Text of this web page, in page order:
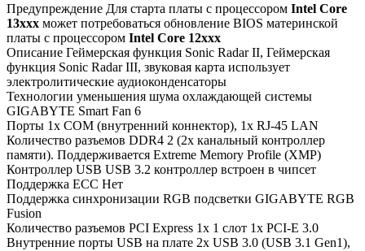
Предупреждение Для старта платы с процессором Intel Core
13xxx может потребоваться обновление BIOS материнской
платы с процессором Intel Core 12xxx
Описание Геймерская функция Sonic Radar II, Геймерская
функция Sonic Radar III, звуковая карта использует
электролитические аудиоконденсаторы
Технологии уменьшения шума охлаждающей системы
GIGABYTE Smart Fan 6
Порты 1x COM (внутренний коннектор), 1x RJ-45 LAN
Количество разъемов DDR4 2 (2х канальный контроллер
памяти). Поддерживается Extreme Memory Profile (XMP)
Контроллер USB USB 3.2 контроллер встроен в чипсет
Поддержка ECC Нет
Поддержка синхронизации RGB подсветки GIGABYTE RGB
Fusion
Количество разъемов PCI Express 1x 1 слот 1x PCI-E 3.0
Внутренние порты USB на плате 2x USB 3.0 (USB 3.1 Gen1),